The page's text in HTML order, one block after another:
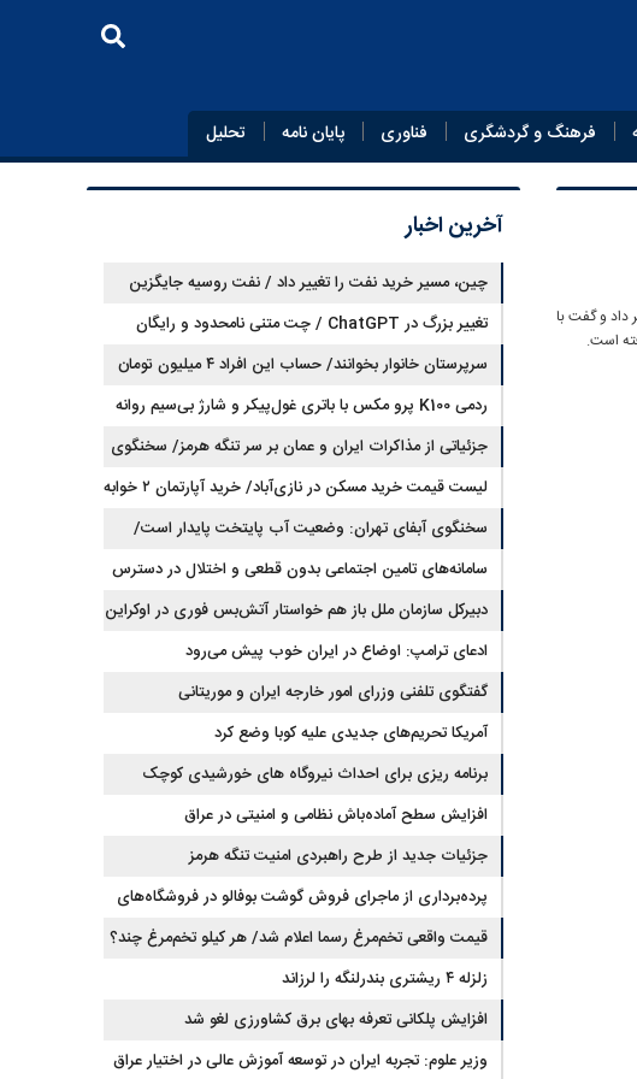
فرهنگ و گردشگری فناوری پایان‌ نامه تحلیل
و گفت با
آخرین اخبار
چین، مسیر خرید نفت را تغییر داد / نفت روسیه جایگزین
نفت عربستان شد
تغییر بزرگ در ChatGPT / چت متنی نامحدود و رایگان
سرپرستان خانوار بخوانند/ حساب این افراد ۴ میلیون تومان
شارژ شد
ردمی K100 پرو مکس با باتری غول‌پیکر و شارژ بی‌سیم روانه
بازار می‌شود
جزئیاتی از مذاکرات ایران و عمان بر سر تنگه هرمز/ سخنگوی
هیات رئیسه مجلس: بیانیه‌ای شامل تصحیح مسیر تردد دریایی
در تنگه، در آستانه نهایی شدن است
لیست قیمت خرید مسکن در نازی‌آباد/ خرید آپارتمان ۲ خوابه
در این منطقه چقدر سرمایه نیاز دارد؟ + جدول مردادماه ۱۴۰۵
سخنگوی آبفای تهران: وضعیت آب پایتخت پایدار است/
جیره‌بندی نداریم
سامانه‌های تامین اجتماعی بدون قطعی و اختلال در دسترس
است
دبیرکل سازمان ملل باز هم خواستار آتش‌بس فوری در اوکراین
شدادعای ترامپ: اوضاع در ایران خوب پیش می‌رود
گفتگوی تلفنی وزرای امور خارجه ایران و موریتانی
آمریکا تحریم‌های جدیدی علیه کوبا وضع کرد
برنامه ریزی برای احداث نیروگاه های خورشیدی کوچک
مقیاس یا شناور روی آب در مازندران
افزایش سطح آماده‌باش نظامی و امنیتی در عراق
جزئیات جدید از طرح راهبردی امنیت تنگه هرمز
پرده‌برداری از ماجرای فروش گوشت بوفالو در فروشگاه‌های
کشور/ گوشت بوفالو از کجا وارد می‌شود؟/ هر کیلو بوفالو با چه
قیمتی به فروش می‌رود؟
قیمت واقعی تخم‌مرغ رسما اعلام شد/ هر کیلو تخم‌مرغ چند؟
زلزله ۴ ریشتری بندرلنگه را لرزاند
افزایش پلکانی تعرفه بهای برق کشاورزی لغو شد
وزیر علوم: تجربه ایران در توسعه آموزش عالی در اختیار عراق